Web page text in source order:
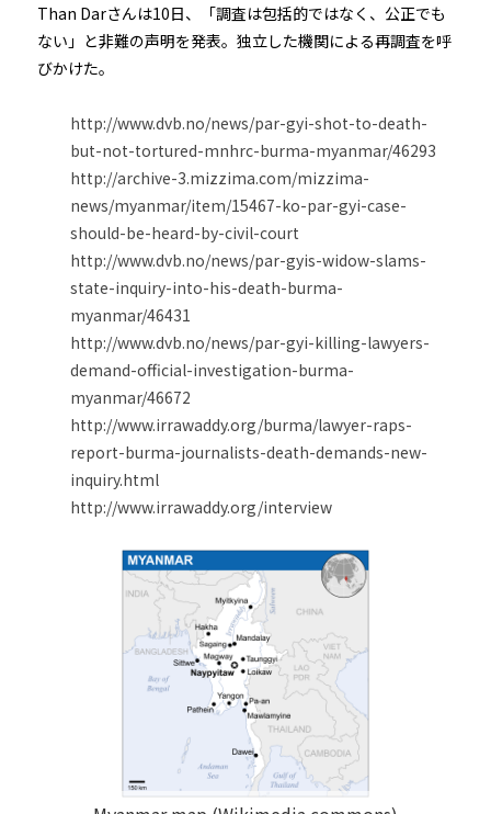
Than Darさんは10日、「調査は包括的ではなく、公正でも
ない」と非難の声明を発表。独立した機関による再調査を呼
びかけた。
http://www.dvb.no/news/par-gyi-shot-to-death-
but-not-tortured-mnhrc-burma-myanmar/46293
http://archive-3.mizzima.com/mizzima-
news/myanmar/item/15467-ko-par-gyi-case-
should-be-heard-by-civil-court
http://www.dvb.no/news/par-gyis-widow-slams-
state-inquiry-into-his-death-burma-
myanmar/46431
http://www.dvb.no/news/par-gyi-killing-lawyers-
demand-official-investigation-burma-
myanmar/46672
http://www.irrawaddy.org/burma/lawyer-raps-
report-burma-journalists-death-demands-new-
inquiry.html
http://www.irrawaddy.org/interview